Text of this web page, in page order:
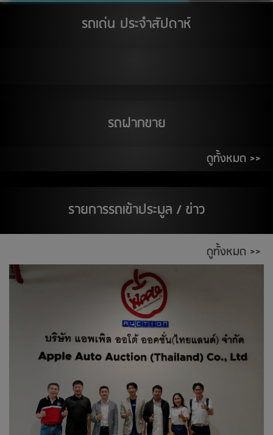
สิงหาคม 2569
สิงหาคม 2569
ห้างอู้ฟู่ จ.ขอนแก่น
21
สิงหาคม 2569
สต๊อกแอพเพิล ชลบุรี
ตลาดฉัตรแก้ว พิษณุโลก
ติวานนท์
รถเด่น ประจำสัปดาห์
รถฝากขาย
ดูทั้งหมด >>
รายการรถเข้าประมูล / ข่าว
ดูทั้งหมด >>